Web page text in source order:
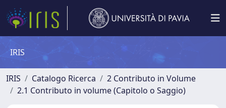
IRIS
IRIS Catalogo Ricerca
2 Contributo in Volume
2.1 Contributo in volume (Capitolo o Saggio)